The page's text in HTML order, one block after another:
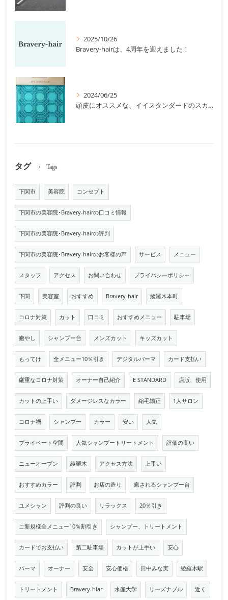
2025/10/26
Bravery-hairは、4周年を迎えました！
2024/06/25
頭皮にオススメな、イイスタンダードのスカルプ系シャンプー＆トリートメントです！
タグ Tags
下関市 美容院 コンセプト
下関市の美容院･Bravery-hairの口コミ情報
下関市の美容院･Bravery-hairの評判
下関市の美容院･Bravery-hairのお客様の声 サービス メニュー
スタッフ アクセス お問い合わせ プライバシーポリシー
下関 美容室 おすすめ Bravery-hair 綾羅木本町
コロナ対策 カット 口コミ おすすめメニュー 駐車場
癒やし シャンプー台 メンズカット キッズカット
もってけ 全メニュー10％引き デジタルパーマ カード支払い
厳重なコロナ対策 オーナー自己紹介 E STANDARD 店版、使用
カットの上手い ダメージレスなカラー 縮毛矯正 1人サロン
コロナ禍 シャンプー カラー 安い 人気
プライベート空間 人気シャンプートリートメント 評価の高い
ニューオープン 綾羅木 アクセス方法 上手い
おすすめカラー 評判 お店の造り 癒されるシャンプー台
ユメシャン 評判の良い リラックス 20％引き
ご新規様全メニュー10％割引き シャンプー、トリートメント
カードでお支払い 第二駐車場 カットが上手い 安心
パーマ オーナー 安全 安心価格 田中みな実 綾羅木駅
トリートメント Bravery-hiar 水産大学 リーズナブル 近く